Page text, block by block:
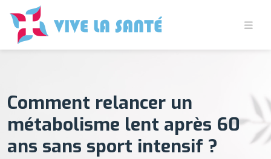
Comment relancer un
métabolisme lent après 60
ans sans sport intensif ?